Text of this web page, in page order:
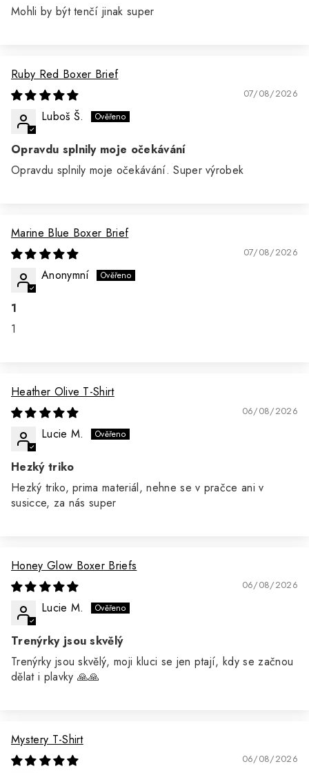
Mohli by být tenčí jinak super
Ruby Red Boxer Brief
07/08/2026
Luboš Š.
Opravdu splnily moje očekávání
Opravdu splnily moje očekávání. Super výrobek
Marine Blue Boxer Brief
07/08/2026
Anonymní
1
1
Heather Olive T-Shirt
06/08/2026
Lucie M.
Hezký triko
Hezký triko, prima materiál, nehne se v pračce ani v
susicce, za nás super
Honey Glow Boxer Briefs
06/08/2026
Lucie M.
Trenýrky jsou skvělý
Trenýrky jsou skvělý, moji kluci se jen ptají, kdy se začnou
dělat i plavky 🙏🙏
Mystery T-Shirt
06/08/2026